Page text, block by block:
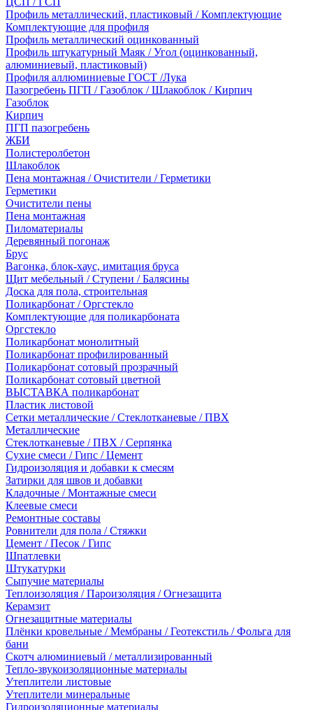
Профиль металлический, пластиковый / Комплектующие
Комплектующие для профиля
Профиль металлический оцинкованный
Профиль штукатурный Маяк / Угол (оцинкованный,
алюминиевый, пластиковый)
Профиля аллюминиевые ГОСТ /Лука
Пазогребень ПГП / Газоблок / Шлакоблок / Кирпич
Газоблок
Кирпич
ПГП пазогребень
ЖБИ
Полистеролбетон
Шлакоблок
Пена монтажная / Очистители / Герметики
Герметики
Очистители пены
Пена монтажная
Пиломатериалы
Деревянный погонаж
Брус
Вагонка, блок-хаус, имитация бруса
Щит мебельный / Ступени / Балясины
Доска для пола, строительная
Поликарбонат / Оргстекло
Комплектующие для поликарбоната
Оргстекло
Поликарбонат монолитный
Поликарбонат профилированный
Поликарбонат сотовый прозрачный
Поликарбонат сотовый цветной
ВЫСТАВКА поликарбонат
Пластик листовой
Сетки металлические / Стеклотканевые / ПВХ
Металлические
Стеклотканевые / ПВХ / Серпянка
Сухие смеси / Гипс / Цемент
Гидроизоляция и добавки к смесям
Затирки для швов и добавки
Кладочные / Монтажные смеси
Клеевые смеси
Ремонтные составы
Ровнители для пола / Стяжки
Цемент / Песок / Гипс
Шпатлевки
Штукатурки
Сыпучие материалы
Теплоизоляция / Пароизоляция / Огнезащита
Керамзит
Огнезащитные материалы
Плёнки кровельные / Мембраны / Геотекстиль / Фольга для
бани
Скотч алюминиевый / металлизированный
Тепло-звукоизоляционные материалы
Утеплители листовые
Утеплители минеральные
Гидроизоляционные материалы